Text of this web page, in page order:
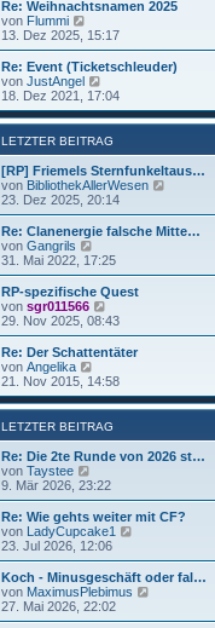
r
a
g
B
e
i
r
a
g
r
B
t
Re: Weihnachtsnamen 2025
von Flummi
e
u
e
s
t
r
B
e
t
r
a
13. Dez 2025, 15:17
Re: Event (Ticketschleuder)
von JustAngel
e
u
e
s
t
e
r
B
t
r
a
18. Dez 2021, 17:04
LETZTER BEITRAG
[RP] Friemels Sternfunkeltaus…
von BibliothekAllerWesen
u
e
23. Dez 2025, 20:14
Re: Clanenergie falsche Mitte…
von Gangrils
e
u
e
s
t
B
e
i
t
a
31. Mai 2022, 17:25
RP-spezifische Quest
von sgr011566
e
u
e
t
r
B
e
i
t
r
a
29. Nov 2025, 08:43
Re: Der Schattentäter
von Angelika
e
u
e
s
t
e
B
t
r
a
21. Nov 2015, 14:58
LETZTER BEITRAG
Re: Die 2te Runde von 2026 st…
von Taystee
e
u
e
s
t
B
e
i
9. Mär 2026, 23:22
Re: Wie gehts weiter mit CF?
von LadyCupcake1
u
e
s
23. Jul 2026, 12:06
Koch - Minusgeschäft oder fal…
von MaximusPlebimus
u
27. Mai 2026, 22:02